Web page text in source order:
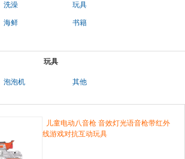
洗澡 玩具
海鲜 书籍
玩具
泡泡机 其他
儿童电动八音枪 音效灯光语音枪带红外
线游戏对抗互动玩具